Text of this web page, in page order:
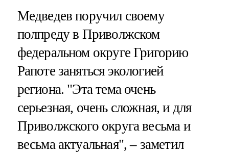
Медведев поручил своему
полпреду в Приволжском
федеральном округе Григорию
Рапоте заняться экологией
региона. "Эта тема очень
серьезная, очень сложная, и для
Приволжского округа весьма и
весьма актуальная", – заметил